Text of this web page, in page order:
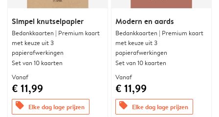
Simpel knutselpapier
Bedankkaarten | Premium kaart
met keuze uit 3
papierafwerkingen
Set van 10 kaarten
Vanaf
€ 11,99
offers Elke dag lage prijzen
Modern en aards
Bedankkaarten | Premium kaart
met keuze uit 3
papierafwerkingen
Set van 10 kaarten
Vanaf
€ 11,99
offers Elke dag lage prijzen